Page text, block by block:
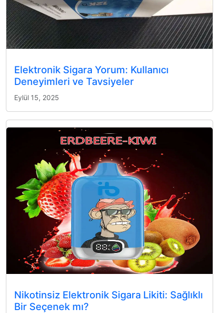
Elektronik Sigara Yorum: Kullanıcı
Deneyimleri ve Tavsiyeler
Eylül 15, 2025
Nikotinsiz Elektronik Sigara Likiti: Sağlıklı
Bir Seçenek mı?